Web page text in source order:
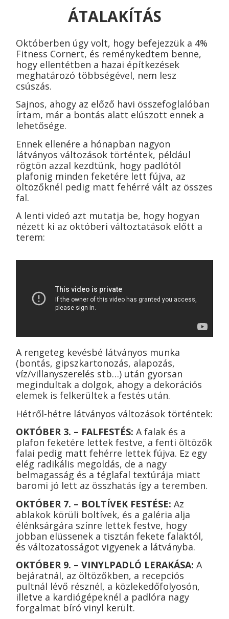
ÁTALAKÍTÁS
Októberben úgy volt, hogy befejezzük a 4%
Fitness Cornert, és reménykedtem benne,
hogy ellentétben a hazai építkezések
meghatározó többségével, nem lesz
csúszás.
Sajnos, ahogy az előző havi összefoglalóban
írtam, már a bontás alatt elúszott ennek a
lehetősége.
Ennek ellenére a hónapban nagyon
látványos változások történtek, például
rögtön azzal kezdtünk, hogy padlótól
plafonig minden feketére lett fújva, az
öltözőknél pedig matt fehérré vált az összes
fal.
A lenti videó azt mutatja be, hogy hogyan
nézett ki az októberi változtatások előtt a
terem:
A rengeteg kevésbé látványos munka
(bontás, gipszkartonozás, alapozás,
víz/villanyszerelés stb…) után gyorsan
megindultak a dolgok, ahogy a dekorációs
elemek is felkerültek a festés után.
Hétről-hétre látványos változások történtek:
OKTÓBER 3. – FALFESTÉS: A falak és a
plafon feketére lettek festve, a fenti öltözők
falai pedig matt fehérre lettek fújva. Ez egy
elég radikális megoldás, de a nagy
belmagasság és a téglafal textúrája miatt
baromi jó lett az összhatás így a teremben.
OKTÓBER 7. – BOLTÍVEK FESTÉSE: Az
ablakok körüli boltívek, és a galéria alja
élénksárgára színre lettek festve, hogy
jobban elüssenek a tisztán fekete falaktól,
és változatosságot vigyenek a látványba.
OKTÓBER 9. – VINYLPADLÓ LERAKÁSA: A
bejáratnál, az öltözőkben, a recepciós
pultnál lévő résznél, a közlekedőfolyosón,
illetve a kardiógépeknél a padlóra nagy
forgalmat bíró vinyl került.